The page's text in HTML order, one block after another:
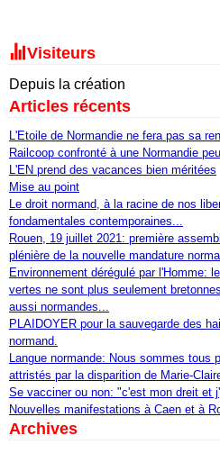
Visiteurs
Depuis la création
Articles récents
L'Etoile de Normandie ne fera pas sa
Railcoop confronté à une Normandie
L'EN prend des vacances bien méritées
Mise au point
Le droit normand, à la racine de nos
fondamentales contemporaines...
Rouen, 19 juillet 2021: première
plénière de la nouvelle mandature
Environnement dérégulé par l'Homme:
vertes ne sont plus seulement
aussi normandes...
PLAIDOYER pour la sauvegarde des
normand.
Langue normande: Nous sommes tous
attristés par la disparition de Marie-
Se vacciner ou non: "c'est mon dreit et
Nouvelles manifestations à Caen et à
Archives